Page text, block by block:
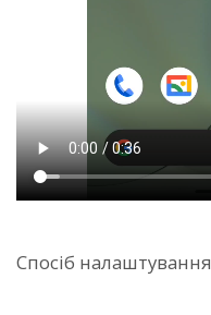
Спосіб налаштування